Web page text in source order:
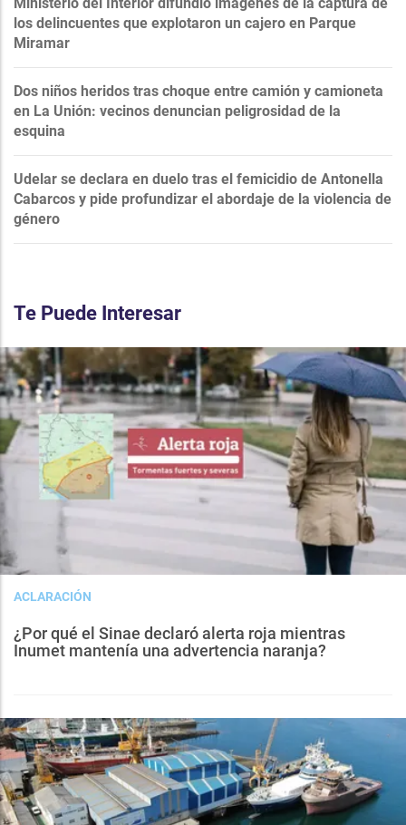
los delincuentes que explotaron un cajero en Parque
Miramar
Dos niños heridos tras choque entre camión y camioneta
en La Unión: vecinos denuncian peligrosidad de la
esquina
Udelar se declara en duelo tras el femicidio de Antonella
Cabarcos y pide profundizar el abordaje de la violencia de
género
Te Puede Interesar
ACLARACIÓN
¿Por qué el Sinae declaró alerta roja mientras
Inumet mantenía una advertencia naranja?